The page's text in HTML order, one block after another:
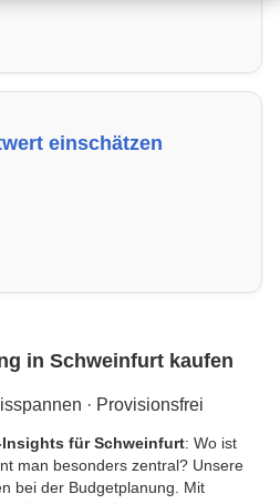
Banken in Schweinfurt &
Förderprogramme optimal
einschätzen
in
Risiken minimieren –
in Schweinfurt kaufen
· Provisionsfrei
für Schweinfurt: Wo ist
man besonders zentral? Unsere
bei der Budgetplanung. Mit